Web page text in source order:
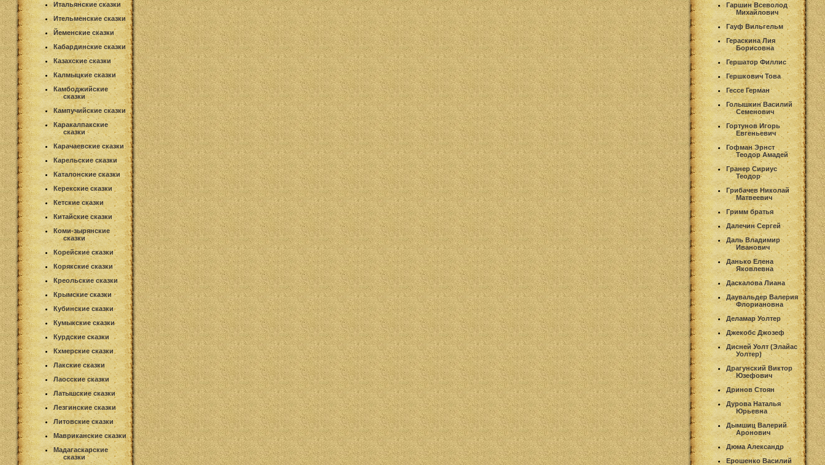
Итальянские сказки
Ительменские сказки
Йеменские сказки
Кабардинские сказки
Казахские сказки
Калмыцкие сказки
Камбоджийские
сказки
Кампучийские сказки
Каракалпакские
сказки
Карачаевские сказки
Карельские сказки
Каталонские сказки
Керекские сказки
Кетские сказки
Китайские сказки
Коми-зырянские
сказки
Корейские сказки
Корякские сказки
Креольские сказки
Крымские сказки
Кубинские сказки
Кумыкские сказки
Курдские сказки
Кхмерские сказки
Лакские сказки
Лаосские сказки
Латышские сказки
Лезгинские сказки
Литовские сказки
Мавриканские сказки
Мадагаскарские
сказки
Гаршин Всеволод
Михайлович
Гауф Вильгельм
Гераскина Лия
Борисовна
Гершатор Филлис
Гершкович Това
Гессе Герман
Голышкин Василий
Семенович
Гортунов Игорь
Евгеньевич
Гофман Эрнст
Теодор Амадей
Гранер Сириус
Теодор
Грибачев Николай
Матвеевич
Гримм братья
Далечин Сергей
Даль Владимир
Иванович
Данько Елена
Яковлевна
Даскалова Лиана
Даувальдер Валерия
Флориановна
Деламар Уолтер
Джекобс Джозеф
Дисней Уолт (Элайас
Уолтер)
Драгунский Виктор
Юзефович
Дринов Стоян
Дурова Наталья
Юрьевна
Дымшиц Валерий
Аронович
Дюма Александр
Ерошенко Василий